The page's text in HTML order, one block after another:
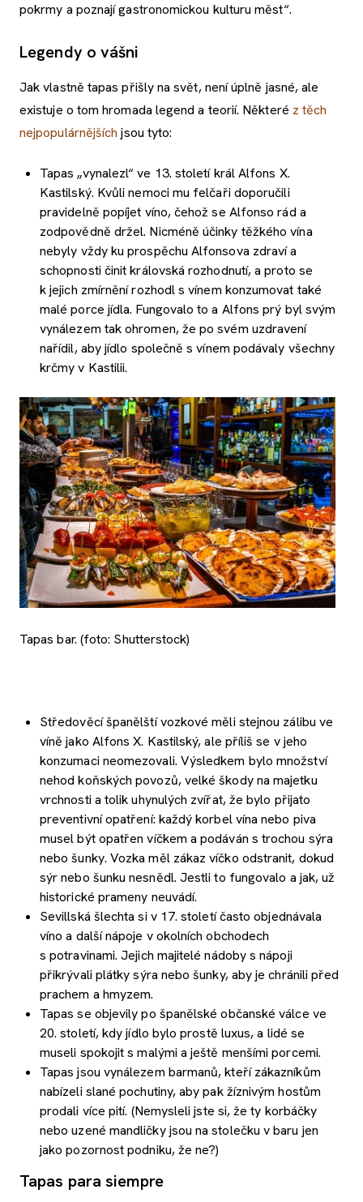
pokrmy a poznají gastronomickou kulturu měst“.
Legendy o vášni
Jak vlastně tapas přišly na svět, není úplně jasné, ale
existuje o tom hromada legend a teorií. Některé z těch
nejpopulárnějších jsou tyto:
Tapas „vynalezl“ ve 13. století král Alfons X.
Kastilský. Kvůli nemoci mu felčaři doporučili
pravidelně popíjet víno, čehož se Alfonso rád a
zodpovědně držel. Nicméně účinky těžkého vína
nebyly vždy ku prospěchu Alfonsova zdraví a
schopnosti činit královská rozhodnutí, a proto se
k jejich zmírnění rozhodl s vínem konzumovat také
malé porce jídla. Fungovalo to a Alfons prý byl svým
vynálezem tak ohromen, že po svém uzdravení
nařídil, aby jídlo společně s vínem podávaly všechny
krčmy v Kastilii.
Tapas bar. (foto: Shutterstock)
Středověcí španělští vozkové měli stejnou zálibu ve
víně jako Alfons X. Kastilský, ale příliš se v jeho
konzumaci neomezovali. Výsledkem bylo množství
nehod koňských povozů, velké škody na majetku
vrchnosti a tolik uhynulých zvířat, že bylo přijato
preventivní opatření: každý korbel vína nebo piva
musel být opatřen víčkem a podáván s trochou sýra
nebo šunky. Vozka měl zákaz víčko odstranit, dokud
sýr nebo šunku nesnědl. Jestli to fungovalo a jak, už
historické prameny neuvádí.
Sevillská šlechta si v 17. století často objednávala
víno a další nápoje v okolních obchodech
s potravinami. Jejich majitelé nádoby s nápoji
přikrývali plátky sýra nebo šunky, aby je chránili před
prachem a hmyzem.
Tapas se objevily po španělské občanské válce ve
20. století, kdy jídlo bylo prostě luxus, a lidé se
museli spokojit s malými a ještě menšími porcemi.
Tapas jsou vynálezem barmanů, kteří zákazníkům
nabízeli slané pochutiny, aby pak žíznivým hostům
prodali více pití. (Nemysleli jste si, že ty korbáčky
nebo uzené mandličky jsou na stolečku v baru jen
jako pozornost podniku, že ne?)
Tapas para siempre